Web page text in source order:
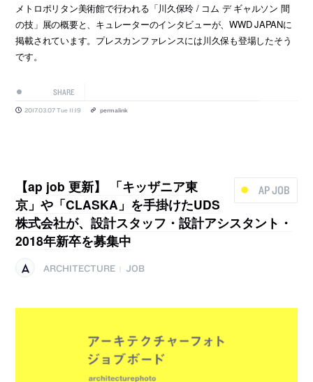
メトロポリタン美術館で行われる「川久保玲 / コム デ ギャルソン 間
の技」展の概要と、キュレーターのインタビューが、WWD JAPANに
掲載されています。プレスカンファレンスには川久保も登場したそう
です。
SHARE
2017.03.07 Tue 11:19 permalink
AP JOB
【ap job 更新】 「キッザニア東
京」や「CLASKA」を手掛けたUDS
株式会社が、設計スタッフ・設計アシスタント・
2018年新卒を募集中
ARCHITECTURE JOB